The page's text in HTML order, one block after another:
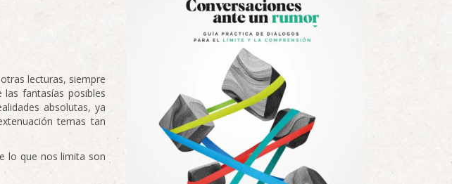
lecturas, siempre
fantasías posibles
absolutas, ya
temas tan
lo que nos limita son